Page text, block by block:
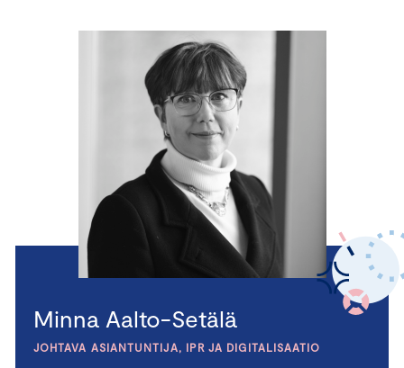
Minna Aalto-Setälä
JOHTAVA ASIANTUNTIJA, IPR JA DIGITALISAATIO